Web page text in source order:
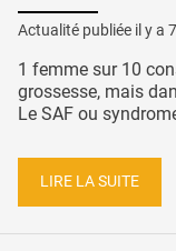
Actualité publiée il y a
1 femme sur 10
grossesse, mais
Le SAF ou
LIRE LA SUITE